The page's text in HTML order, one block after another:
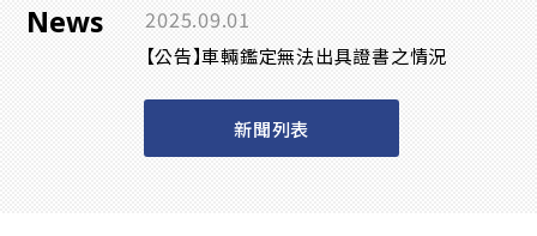
News 2025.09.01
【公告】車輛鑑定無法出具證書之情況
新聞列表